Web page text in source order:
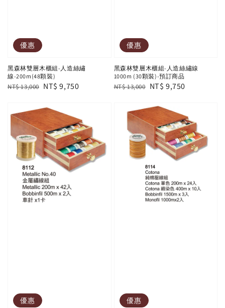
優惠
黑森林雙層木櫃組-人造絲繡
線-200m(48顆裝)
Regular
NT$ 13,000 Sale
NT$ 9,750
優惠
黑森林雙層木櫃組-人造絲繡線
1000m (30顆裝)-預訂商品
Regular
NT$ 13,000 Sale
NT$ 9,750
優惠 優惠